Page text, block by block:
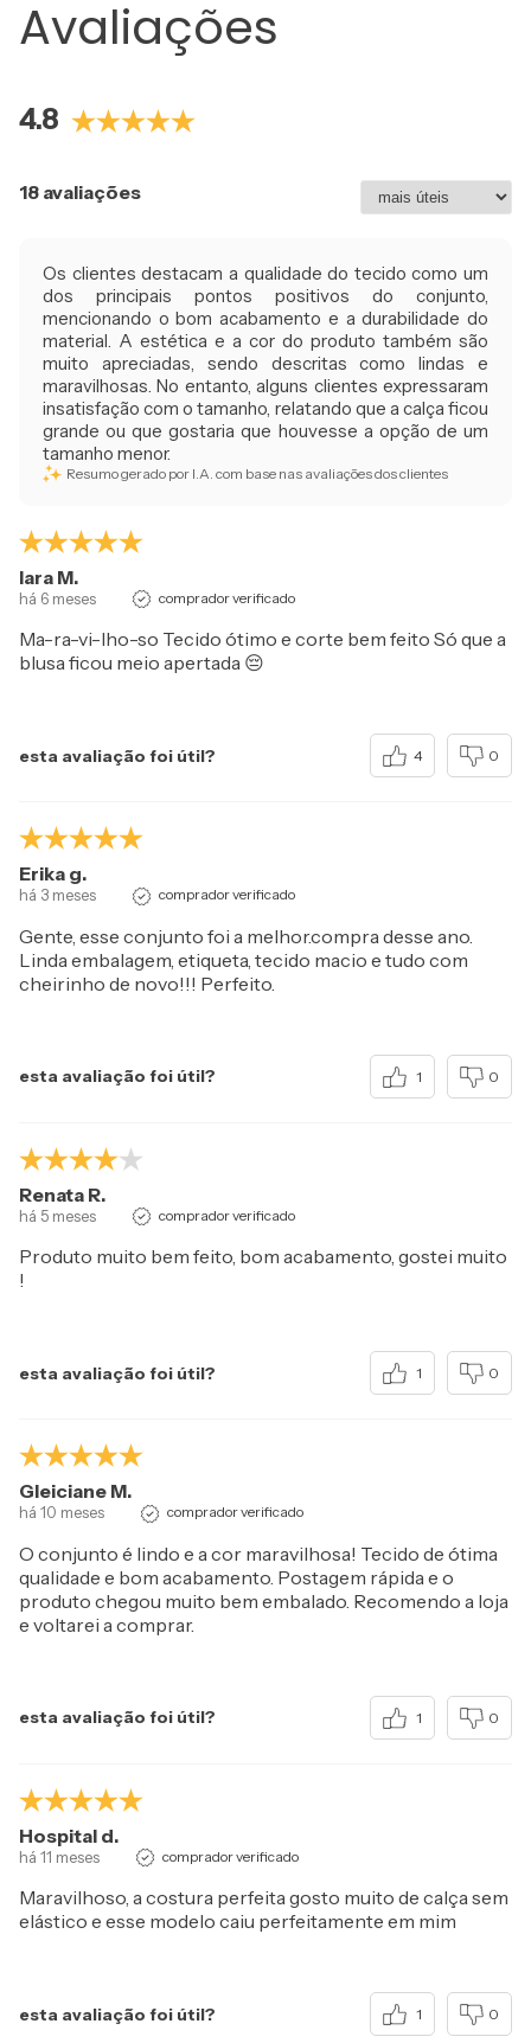
Avaliações
4.8
18 avaliações
Os clientes destacam a qualidade do tecido como um
dos principais pontos positivos do conjunto,
mencionando o bom acabamento e a durabilidade do
material. A estética e a cor do produto também são
muito apreciadas, sendo descritas como lindas e
maravilhosas. No entanto, alguns clientes expressaram
insatisfação com o tamanho, relatando que a calça ficou
grande ou que gostaria que houvesse a opção de um
tamanho menor.
Resumo gerado por I.A. com base nas avaliações dos clientes
Iara M.
há 6 meses comprador verificado
Ma-ra-vi-lho-so Tecido ótimo e corte bem feito Só que a
blusa ficou meio apertada 😔
esta avaliação foi útil? 4 0
Erika g.
há 3 meses comprador verificado
Gente, esse conjunto foi a melhor.compra desse ano.
Linda embalagem, etiqueta, tecido macio e tudo com
cheirinho de novo!!! Perfeito.
esta avaliação foi útil? 1 0
Renata R.
há 5 meses comprador verificado
Produto muito bem feito, bom acabamento, gostei muito
!
esta avaliação foi útil? 1 0
Gleiciane M.
há 10 meses comprador verificado
O conjunto é lindo e a cor maravilhosa! Tecido de ótima
qualidade e bom acabamento. Postagem rápida e o
produto chegou muito bem embalado. Recomendo a loja
e voltarei a comprar.
esta avaliação foi útil? 1 0
Hospital d.
há 11 meses comprador verificado
Maravilhoso, a costura perfeita gosto muito de calça sem
elástico e esse modelo caiu perfeitamente em mim
esta avaliação foi útil? 1 0